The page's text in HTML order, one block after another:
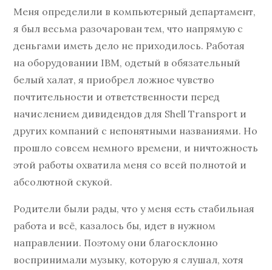
Меня определили в компьютерный департамент,
я был весьма разочарован тем, что напрямую с
деньгами иметь дело не приходилось. Работая
на оборудовании IBM, одетый в обязательный
белый халат, я приобрел ложное чувство
почтительности и ответственности перед
начислением дивидендов для Shell Transport и
других компаний с непонятными названиями. Но
прошло совсем немного времени, и ничтожность
этой работы охватила меня со всей полнотой и
абсолютной скукой.
Родители были рады, что у меня есть стабильная
работа и всё, казалось бы, идет в нужном
направлении. Поэтому они благосклонно
воспринимали музыку, которую я слушал, хотя